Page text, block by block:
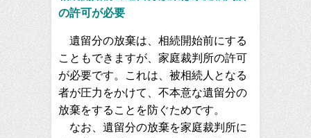
の許可が必要
遺留分の放棄は、相続開始前にする
こともできますが、家庭裁判所の許可
が必要です。これは、被相続人となる
者が圧力をかけて、不本意な遺留分の
放棄をすることを防ぐためです。
なお、遺留分の放棄を家庭裁判所に